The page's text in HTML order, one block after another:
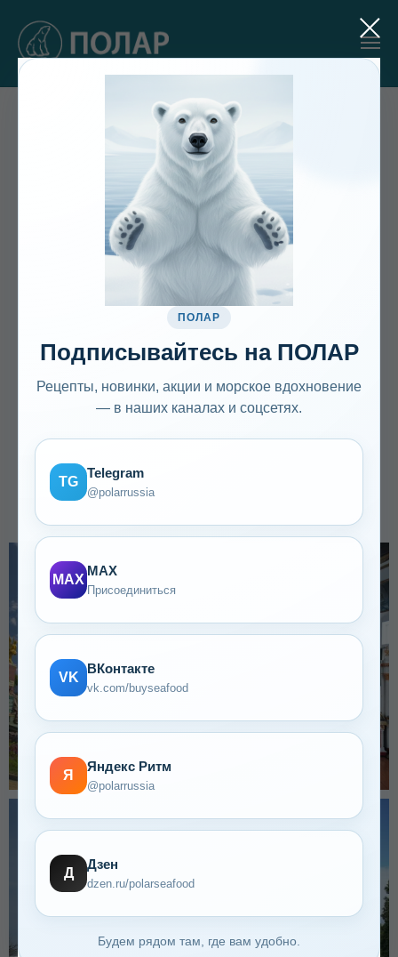
ПОЛАР
Подписывайтесь на ПОЛАР
Рецепты, новинки, акции и морское вдохновение
— в наших каналах и соцсетях.
TG
Telegram
@polarrussia
MAX
MAX
Присоединиться
VK
ВКонтакте
vk.com/buyseafood
Я
Яндекс Ритм
@polarrussia
Д
Дзен
dzen.ru/polarseafood
Будем рядом там, где вам удобно.
Храм в честь Зачатия праведной
Анною Пресвятой Богородицы в
с.Чубковичи Брянской области